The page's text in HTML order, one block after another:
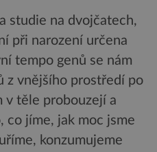
studie na dvojčatech,
při narození určena
tempo genů se nám
z vnějšího prostředí po
v těle probouzejí a
co jíme, jak moc jsme
konzumujeme